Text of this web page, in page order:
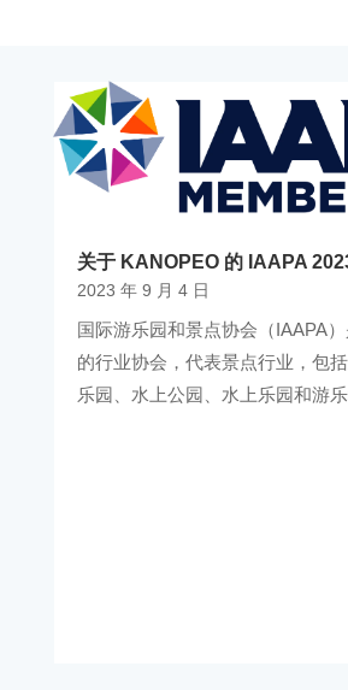
关于 KANOPEO 的 IAAPA
2023 年 9 月 4 日
国际游乐园和景点协会（IAAPA
的行业协会，代表景点行业，包
乐园、水上公园、水上乐园和游乐